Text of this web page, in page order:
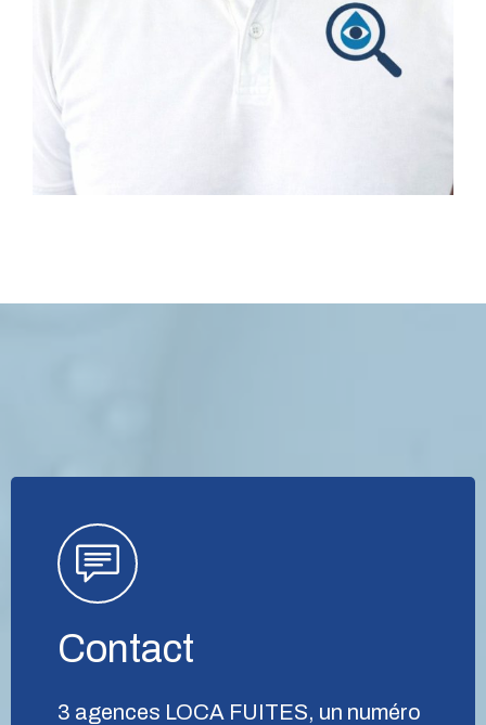
Contact
3 agences LOCA FUITES, un numéro